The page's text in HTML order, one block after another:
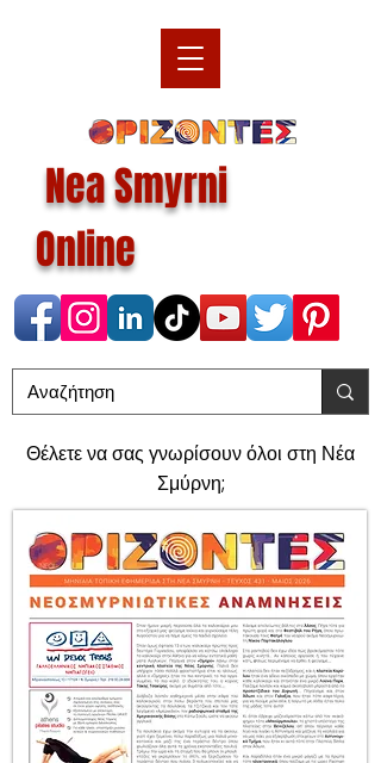
Nea Smyrni
Online
Θέλετε να σας γνωρίσουν όλοι στη Νέα
Σμύρνη;